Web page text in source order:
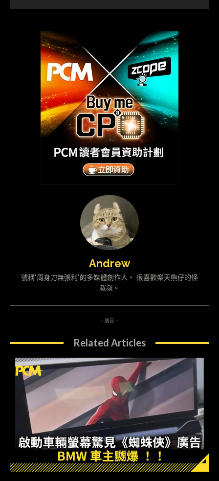
Andrew
號稱"周身刀無張利"的多媒體創作人。 很喜歡樂天熊仔的怪
叔叔。
- 廣告 -
Related Articles